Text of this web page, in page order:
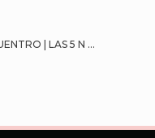
| LAS 5 N ...